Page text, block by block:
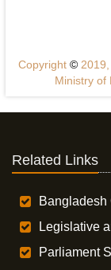
Copyright ©2019,
Ministry of
Related Links
Bangladesh
Legislative
Parliament